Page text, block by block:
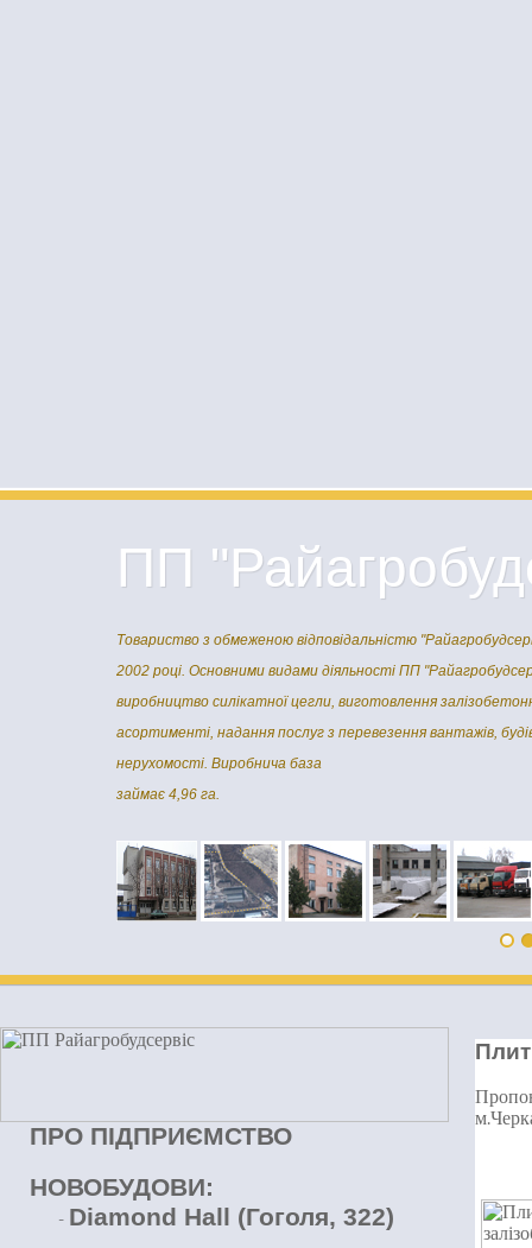
ПП
Товариство з обмеженою відповідальністю
2002 році. Основними видами діяльності ПП
виробництво силікатної цегли, виготовлення
асортименті, надання послуг з перевезення вантажів,
нерухомості. Виробнича база
займає 4,96 га.
ПРО ПІДПРИЄМСТВО
НОВОБУДОВИ:
- Diamond Hall (Гоголя, 322)